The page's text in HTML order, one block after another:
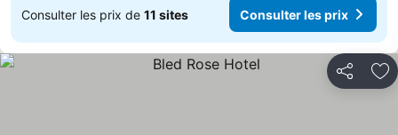
Consulter les prix de 11 sites Consulter les prix
Partager